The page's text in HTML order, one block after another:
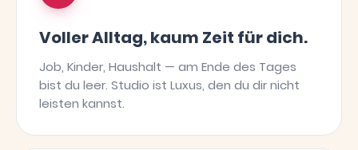
Voller Alltag, kaum Zeit für dich.
Job, Kinder, Haushalt — am Ende des Tages
bist du leer. Studio ist Luxus, den du dir nicht
leisten kannst.